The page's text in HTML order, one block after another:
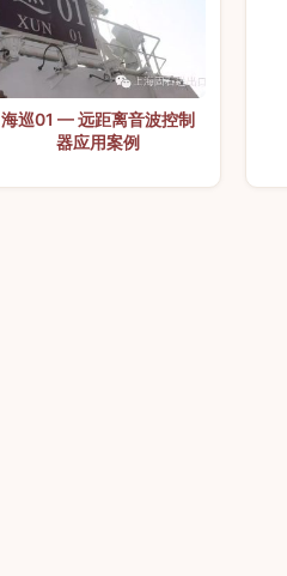
海巡01 — 远距离音波控制
器应用案例